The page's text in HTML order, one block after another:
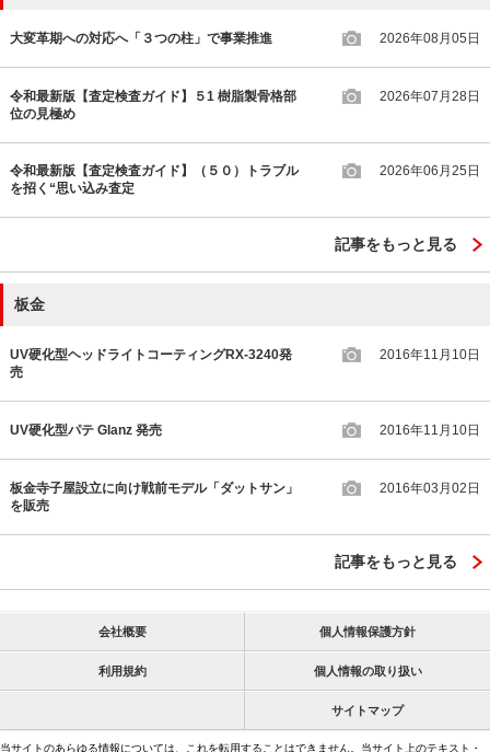
大変革期への対応へ「３つの柱」で事業推進 2026年08月05日
令和最新版【査定検査ガイド】５1 樹脂製骨格部
位の見極め
2026年07月28日
令和最新版【査定検査ガイド】（５０）トラブル
を招く“思い込み査定
2026年06月25日
記事をもっと見る
板金
UV硬化型ヘッドライトコーティングRX-3240発
売
2016年11月10日
UV硬化型パテ Glanz 発売 2016年11月10日
板金寺子屋設立に向け戦前モデル「ダットサン」
を販売
2016年03月02日
記事をもっと見る
会社概要 個人情報保護方針
利用規約 個人情報の取り扱い
サイトマップ
当サイトのあらゆる情報については、これを転用することはできません。当サイト上のテキスト・